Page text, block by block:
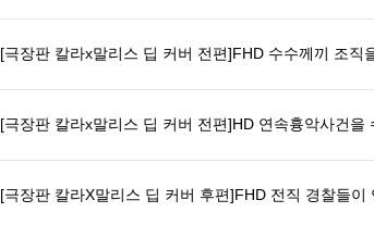
[극장판 칼라x말리스 딥 커버 전편]FHD 수수께끼 조직
[극장판 칼라x말리스 딥 커버 전편]HD 연속흉악사건을
[극장판 칼라X말리스 딥 커버 후편]FHD 전직 경찰들이